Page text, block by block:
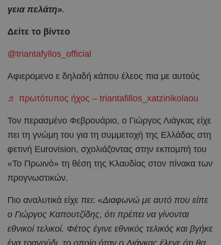
γεια πελάτη».
Δείτε το βίντεο
@triantafyllos_official
Αφιερομενο ε δηλαδή κάπου έλεος πια με αυτούς
♬ πρωτότυπος ήχος – triantafillos_xatzinikolaou
Τον περασμένο Φεβρουάριο, ο Γιώργος Λιάγκας είχε
πει τη γνώμη του για τη συμμετοχή της Ελλάδας στη
φετινή Eurovision, σχολιάζοντας στην εκπομπή του
«Το Πρωινό» τη θέση της Κλαυδίας στον πίνακα των
προγνωστικών.
Πιο αναλυτικά είχε πει: «Διαφωνώ με αυτό που είπε
ο Γιώργος Καπουτζίδης, ότι πρέπει να γίνονται
εθνικοί τελικοί. Φέτος έγινε εθνικός τελικός και βγήκε
ένα τραγούδι, το οποίο όταν ο Λιάγκας έλεγε ότι θα